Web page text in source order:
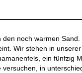
noch warmen
Wir stehen in
ein fünfzig
in